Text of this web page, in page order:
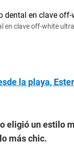
en clave off-white
la playa,
eligió un estilo
más chic.